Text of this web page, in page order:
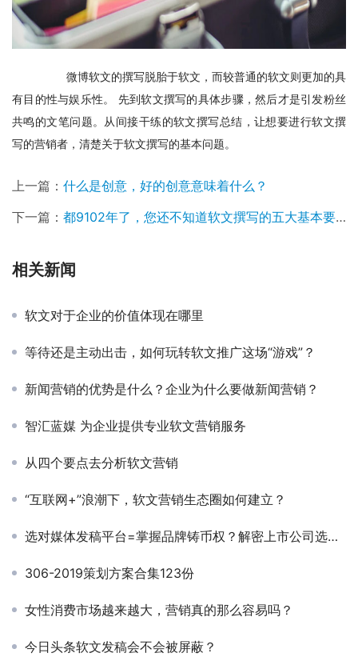
微博软文的撰写脱胎于软文，而较普通的软文则更加的具
有目的性与娱乐性。 先到软文撰写的具体步骤，然后才是引发粉丝
共鸣的文笔问题。从间接干练的软文撰写总结，让想要进行软文撰
写的营销者，清楚关于软文撰写的基本问题。
上一篇： 什么是创意，好的创意意味着什么？
下一篇： 都9102年了，您还不知道软文撰写的五大基本要素？
相关新闻
软文对于企业的价值体现在哪里
等待还是主动出击，如何玩转软文推广这场“游戏”？
新闻营销的优势是什么？企业为什么要做新闻营销？
智汇蓝媒 为企业提供专业软文营销服务
从四个要点去分析软文营销
“互联网+”浪潮下，软文营销生态圈如何建立？
选对媒体发稿平台=掌握品牌铸币权？解密上市公司选择的传播基建
306-2019策划方案合集123份
女性消费市场越来越大，营销真的那么容易吗？
今日头条软文发稿会不会被屏蔽？